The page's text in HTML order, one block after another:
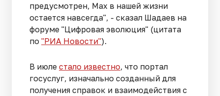
предусмотрен, Max в нашей жизни
остается навсегда", - сказал Шадаев на
форуме "Цифровая эволюция" (цитата
по "РИА Новости").
В июле стало известно, что портал
госуслуг, изначально созданный для
получения справок и взаимодействия с